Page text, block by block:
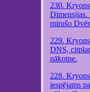
230.
mirušo
229.
DNS,
nākotne.
228.
iespējams